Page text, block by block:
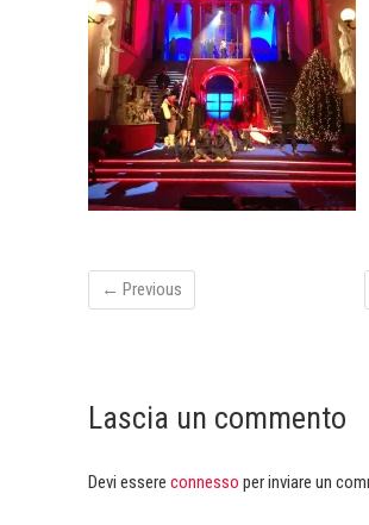
← Previous
Lascia un commento
Devi essere connesso per inviare un